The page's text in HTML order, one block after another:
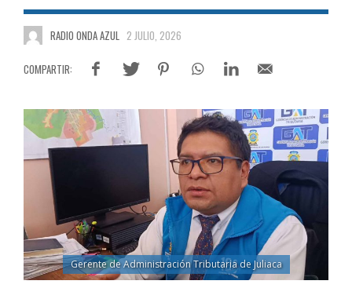
RADIO ONDA AZUL 2 JULIO, 2026
Gerente de Administración Tributaria de Juliaca